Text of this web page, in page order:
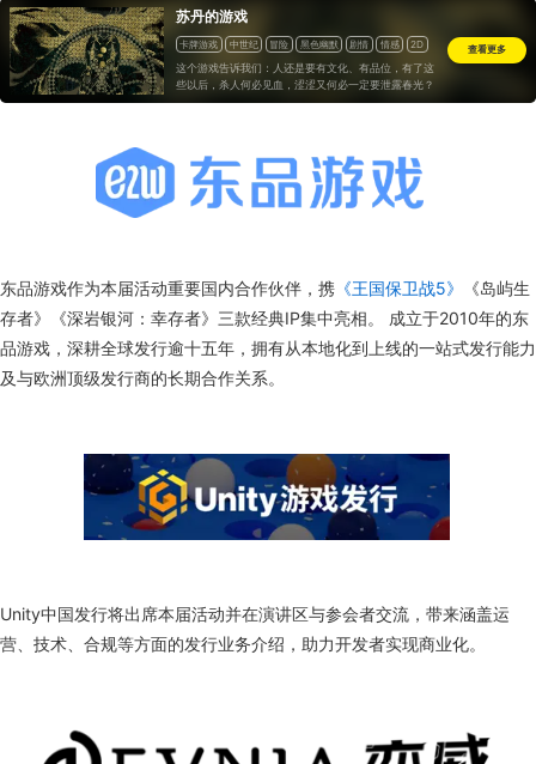
苏丹的游戏
卡牌游戏 中世纪 冒险 黑色幽默 剧情 情感
2D
剧情丰富
回合战略 生活模拟 策略
自选历险体验
桌上游戏
悬疑 多结局 选择取向 模拟
角色扮演
这个游戏告诉我们：人还是要有文化、有品位，有了这
些以后，杀人何必见血，涩涩又何必一定要泄露春光？
查看更多
东品游戏作为本届活动重要国内合作伙伴，携 《王国保卫战5》
《岛屿生
存者》《深岩银河：幸存者》三款经典IP集中亮相。 成立于2010年的东
品游戏，深耕全球发行逾十五年，拥有从本地化到上线的一站式发行能力
及与欧洲顶级发行商的长期合作关系。
Unity中国发行将出席本届活动并在演讲区与参会者交流，带来涵盖运
营、技术、合规等方面的发行业务介绍，助力开发者实现商业化。